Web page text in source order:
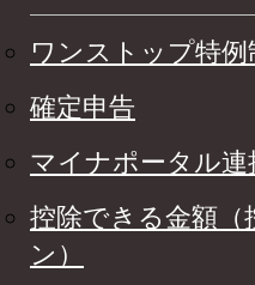
ワンストップ特例
確定申告
マイナポータル連
控除できる金額（
ン）